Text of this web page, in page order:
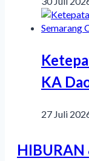
KA
27 Juli
HIBURAN